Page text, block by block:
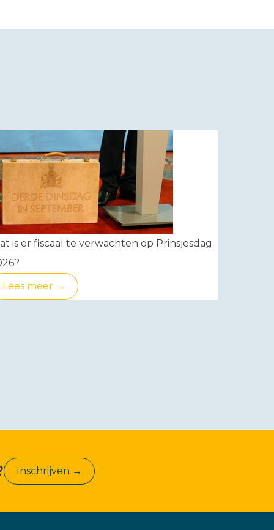
is er fiscaal te verwachten op Prinsjesdag
Lees meer →
Inschrijven →